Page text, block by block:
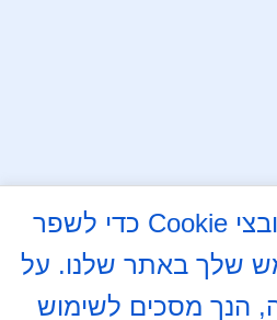
אנו משתמשים בקובצי Cookie כדי לשפר
שלך באתר שלנו. על
הנך מסכים לשימוש